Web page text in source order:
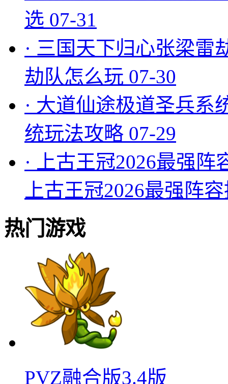
选 07-31
· 三国天下归心张梁雷
劫队怎么玩 07-30
· 大道仙途极道圣兵系
统玩法攻略 07-29
·
上古王冠2026最强
上古王冠2026最强阵
热门游戏
PVZ融合版3.4版